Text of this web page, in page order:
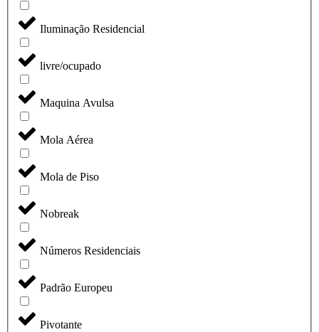
Iluminação Residencial
livre/ocupado
Maquina Avulsa
Mola Aérea
Mola de Piso
Nobreak
Números Residenciais
Padrão Europeu
Pivotante